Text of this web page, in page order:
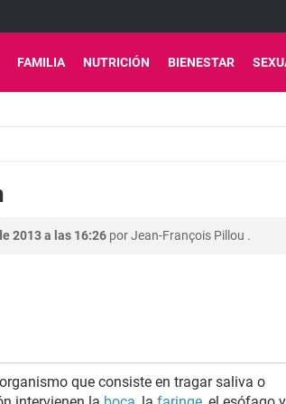
FAMILIA NUTRICIÓN BIENESTAR
2013 a las 16:26 porJean-François Pillou .
que consiste en tragar saliva o